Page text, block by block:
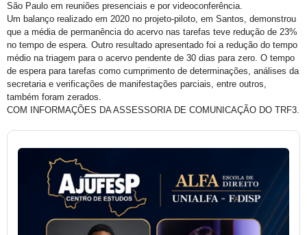
São Paulo em reuniões presenciais e por videoconferência.
Um balanço realizado em 2020 no projeto-piloto, em Santos, demonstrou
que a média de permanência do acervo nas tarefas teve redução de 23%
no tempo de espera. Outro resultado apresentado foi a redução do tempo
médio na triagem para o acervo pendente de 30 dias para zero. O tempo
de espera para tarefas como cumprimento de determinações, análises da
secretaria e verificações de manifestações parciais, entre outros,
também foram zerados.
COM INFORMAÇÕES DA ASSESSORIA DE COMUNICAÇÃO DO TRF3.